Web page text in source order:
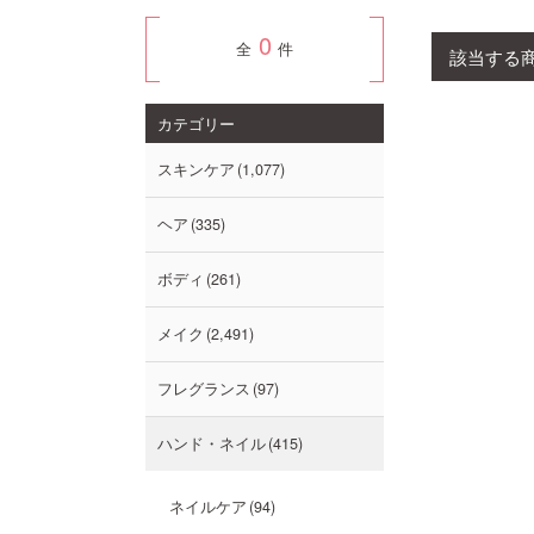
該当する
全 0 件
カテゴリー
スキンケア 1,077
ヘア 335
ボディ 261
メイク 2,491
フレグランス 97
ハンド・ネイル 415
ネイルケア 94